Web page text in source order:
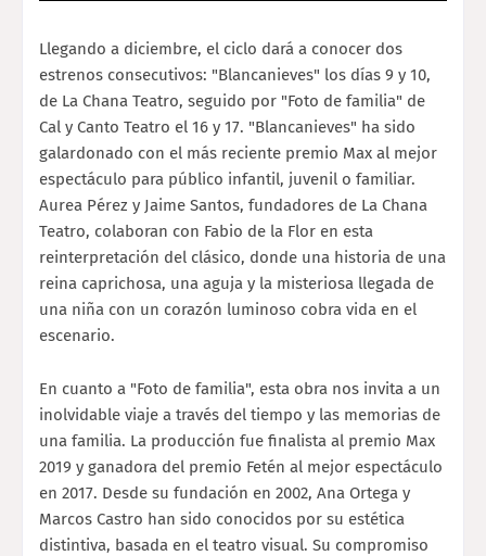
Llegando a diciembre, el ciclo dará a conocer dos
estrenos consecutivos: "Blancanieves" los días 9 y 10,
de La Chana Teatro, seguido por "Foto de familia" de
Cal y Canto Teatro el 16 y 17. "Blancanieves" ha sido
galardonado con el más reciente premio Max al mejor
espectáculo para público infantil, juvenil o familiar.
Aurea Pérez y Jaime Santos, fundadores de La Chana
Teatro, colaboran con Fabio de la Flor en esta
reinterpretación del clásico, donde una historia de una
reina caprichosa, una aguja y la misteriosa llegada de
una niña con un corazón luminoso cobra vida en el
escenario.
En cuanto a "Foto de familia", esta obra nos invita a un
inolvidable viaje a través del tiempo y las memorias de
una familia. La producción fue finalista al premio Max
2019 y ganadora del premio Fetén al mejor espectáculo
en 2017. Desde su fundación en 2002, Ana Ortega y
Marcos Castro han sido conocidos por su estética
distintiva, basada en el teatro visual. Su compromiso